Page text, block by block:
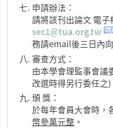
申請辦法：
請將該刊出論文 電
sec1@tua.org.tw
務請email後三日內
審查方式：
由本學會理監事會議
改選時得另行委任之)
頒 獎：
於每年會員大會時，
幣參萬元整 。